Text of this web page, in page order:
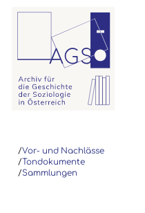
/Vor- und Nachlässe
/Tondokumente
/Sammlungen